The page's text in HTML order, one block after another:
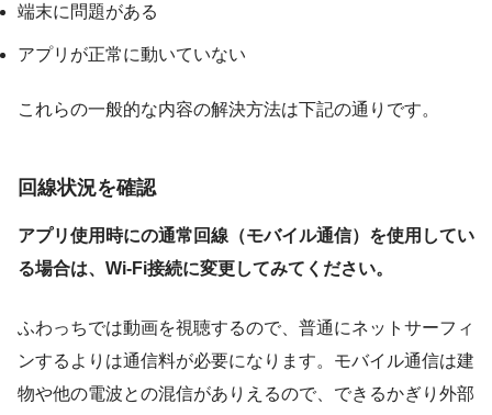
端末に問題がある
アプリが正常に動いていない
これらの一般的な内容の解決方法は下記の通りです。
回線状況を確認
アプリ使用時にの通常回線（モバイル通信）を使用してい
る場合は、Wi-Fi接続に変更してみてください。
ふわっちでは動画を視聴するので、普通にネットサーフィ
ンするよりは通信料が必要になります。モバイル通信は建
物や他の電波との混信がありえるので、できるかぎり外部